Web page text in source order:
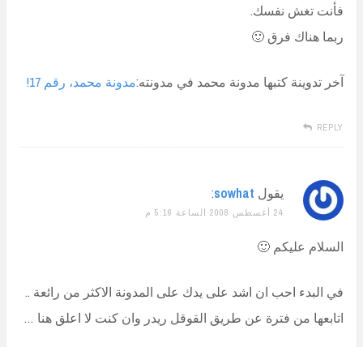
فأنت تغش نفسك.
ربما هناك فرق 🙂
آخر تدوينة كتبها مدونة محمد في مدونته:مدونة محمد، رقم 17!
REPLY
يقول sowhat
:
24 أغسطس 2008 الساعة 5:16 م
السلام عليكم 🙂
في البدء احب ان اشد على يدك على المدونة الاكثر من رائعة ..
اتابعها من فترة عن طريق القوقل ريدر وان كنت لا اعلق هنا …